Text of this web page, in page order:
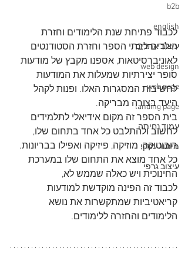
b2b
english
עיצוב אתרים
web design
web page
landing page
עמוד נחיתה
מיתוג עסקי
עיצוב גרפי
לכבוד פתיחת שנת הלימודים וחזרת
הילדים לבתי הספר וחזרת הסטודנטים
לאוניברסיטאות, אספנו מקבץ של מודעות
סופר יצירתיות שמעלות את המודעות
לחשיבות המסגרות האלו. ופנות לקהל
היעד בצורה מבריקה.
בית הספר זה מקום אידיאלי לתלמידים
לחשוב ולהתלבט כל אחד בתחום שלו,
רובוטיקה, מוזיקה, פיזיקה ואפילו בבריונות.
כל אחד מוצא את התחום שלו במערכת
החינוכית ויש כאלה שממש לא,
לכבוד זה הפינה מוקדשת למודעות
קריאטיביות שמתקשרות את נושא
הלימודים והחזרה ללימודים.